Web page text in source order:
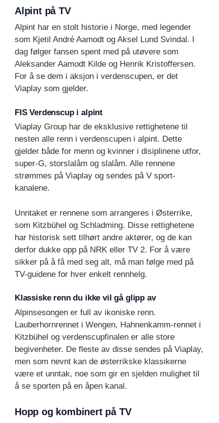
Alpint på TV
Alpint har en stolt historie i Norge, med legender
som Kjetil André Aamodt og Aksel Lund Svindal. I
dag følger fansen spent med på utøvere som
Aleksander Aamodt Kilde og Henrik Kristoffersen.
For å se dem i aksjon i verdenscupen, er det
Viaplay som gjelder.
FIS Verdenscup i alpint
Viaplay Group har de eksklusive rettighetene til
nesten alle renn i verdenscupen i alpint. Dette
gjelder både for menn og kvinner i disiplinene utfor,
super-G, storslalåm og slalåm. Alle rennene
strømmes på Viaplay og sendes på V sport-
kanalene.
Unntaket er rennene som arrangeres i Østerrike,
som Kitzbühel og Schladming. Disse rettighetene
har historisk sett tilhørt andre aktører, og de kan
derfor dukke opp på NRK eller TV 2. For å være
sikker på å få med seg alt, må man følge med på
TV-guidene for hver enkelt rennhelg.
Klassiske renn du ikke vil gå glipp av
Alpinsesongen er full av ikoniske renn.
Lauberhornrennet i Wengen, Hahnenkamm-rennet i
Kitzbühel og verdenscupfinalen er alle store
begivenheter. De fleste av disse sendes på Viaplay,
men som nevnt kan de østerrikske klassikerne
være et unntak, noe som gir en sjelden mulighet til
å se sporten på en åpen kanal.
Hopp og kombinert på TV